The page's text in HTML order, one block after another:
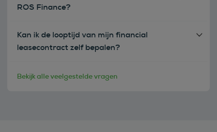
ROS Finance?
Kan ik de looptijd van mijn financial
leasecontract zelf bepalen?
Bekijk alle veelgestelde vragen